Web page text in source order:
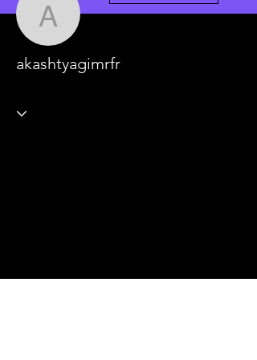
akashtyagimrfr
akashtyagimrfr